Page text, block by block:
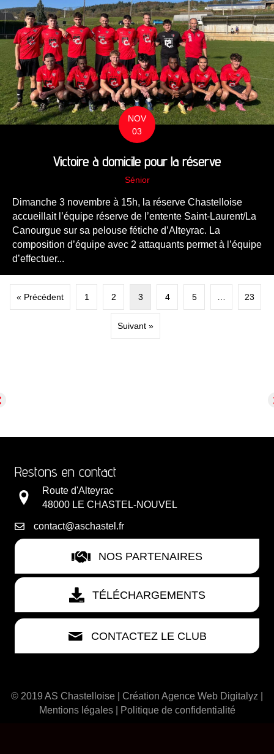
NOV
03
Victoire à domicile pour la réserve
Sénior
Dimanche 3 novembre à 15h, la réserve Chastelloise
accueillait l’équipe réserve de l’entente Saint-Laurent/La
Canourgue sur sa pelouse fétiche d’Alteyrac. La
composition d’équipe avec 2 attaquants permet à l’équipe
d’effectuer...
« Précédent 1 2 3 4 5 23
Suivant »
Restons en contact
Route d'Alteyrac
48000 LE CHASTEL-NOUVEL
contact@aschastel.fr
NOS PARTENAIRES
TÉLÉCHARGEMENTS
CONTACTEZ LE CLUB
© 2019 AS Chastelloise | Création Agence Web Digitalyz
Mentions légales| Politique de confidentialité